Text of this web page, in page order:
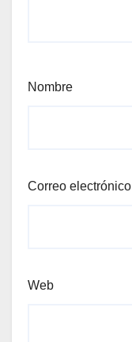
Nombre
Correo electrónico
Web